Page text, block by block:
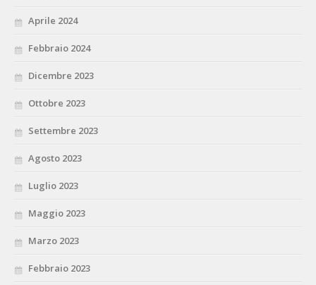
Aprile 2024
Febbraio 2024
Dicembre 2023
Ottobre 2023
Settembre 2023
Agosto 2023
Luglio 2023
Maggio 2023
Marzo 2023
Febbraio 2023